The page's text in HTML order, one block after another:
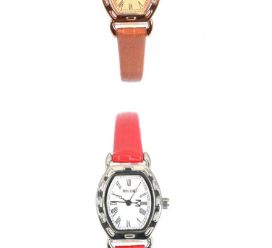
シリコンストラップウォッチ
レディ・クォーツ・ウォッチ
デジタルスポーツウォッチ
スタイリッシュなカップルウォッチ
ウォッチ パーツ
腕時計 の ベルト の 部品